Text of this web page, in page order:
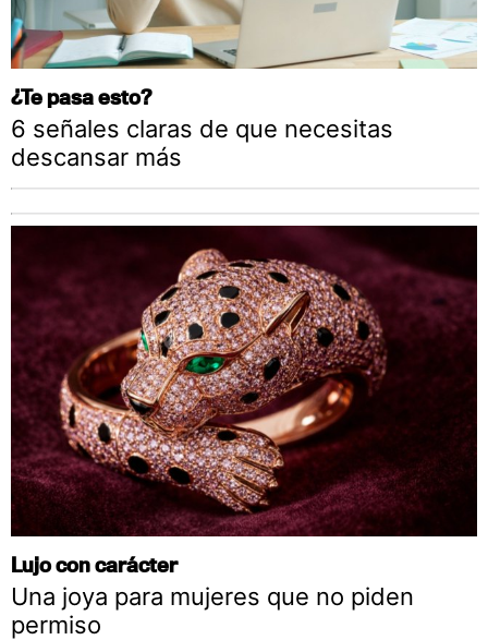
¿Te pasa esto?
6 señales claras de que necesitas
descansar más
Lujo con carácter
Una joya para mujeres que no piden
permiso